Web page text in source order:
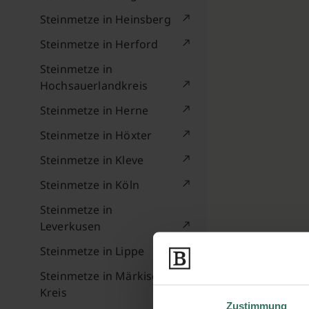
Zustimmung
Steinmetze in Heinsberg
Steinmetze in Herford
Steinmetze in
Hochsauerlandkreis
Steinmetze in Herne
Steinmetze in Höxter
Steinmetze in Kleve
Steinmetze in Köln
Steinmetze in
Leverkusen
Steinmetze in Lippe
Steinmetze in Märkischer
Kreis